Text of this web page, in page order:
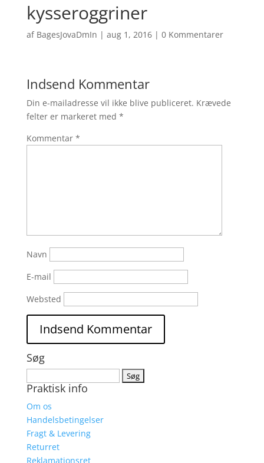
kysseroggriner
af BagesJovaDmIn | aug 1, 2016| 0 Kommentarer
Indsend Kommentar
Din e-mailadresse vil ikke blive publiceret. Krævede
felter er markeret med *
Kommentar *
Navn
E-mail
Websted
Søg
efter:
Praktisk info
Om os
Handelsbetingelser
Fragt & Levering
Returret
Reklamationsret